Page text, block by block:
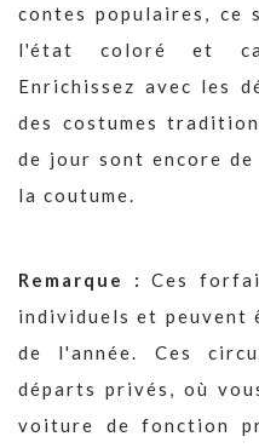
contes populaires, ce
l'état coloré et
Enrichissez avec les
des costumes
de jour sont encore
la coutume.
Remarque :
Ces
individuels et peuvent
de l'année. Ces
départs privés, où
voiture de fonction